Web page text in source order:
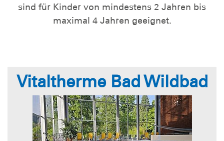
sind für Kinder von mindestens 2 Jahren bis
maximal 4 Jahren geeignet.
Vitaltherme Bad Wildbad